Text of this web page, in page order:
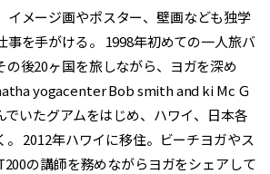
イメージ画やポスター、壁画なども独学
事を手がける。 1998年初めての一人旅バ
の後20ヶ国を旅しながら、ヨガを深め
yogacenter Bob smith and ki Mc Ｇ
いたグアムをはじめ、ハワイ、日本各
。 2012年ハワイに移住。ビーチヨガやス
の講師を務めながらヨガをシェアして